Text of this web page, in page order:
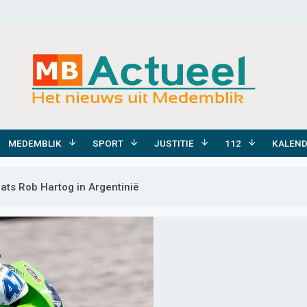
MEDEMBLIK SPORT JUSTITIE 112
Rob Hartog in Argentinië